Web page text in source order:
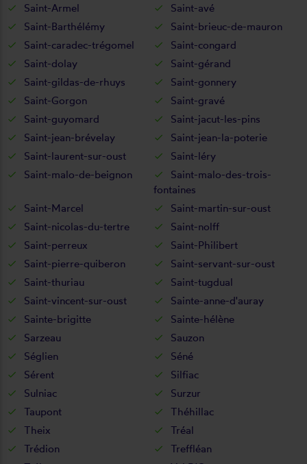
Saint-Armel
Saint-avé
Saint-Barthélémy
Saint-brieuc-de-mauron
Saint-caradec-trégomel
Saint-congard
Saint-dolay
Saint-gérand
Saint-gildas-de-rhuys
Saint-gonnery
Saint-Gorgon
Saint-gravé
Saint-guyomard
Saint-jacut-les-pins
Saint-jean-brévelay
Saint-jean-la-poterie
Saint-laurent-sur-oust
Saint-léry
Saint-malo-de-beignon
Saint-malo-des-trois-
fontaines
Saint-Marcel
Saint-martin-sur-oust
Saint-nicolas-du-tertre
Saint-nolff
Saint-perreux
Saint-Philibert
Saint-pierre-quiberon
Saint-servant-sur-oust
Saint-thuriau
Saint-tugdual
Saint-vincent-sur-oust
Sainte-anne-d'auray
Sainte-brigitte
Sainte-hélène
Sarzeau
Sauzon
Séglien
Séné
Sérent
Silfiac
Sulniac
Surzur
Taupont
Théhillac
Theix
Tréal
Trédion
Treffléan